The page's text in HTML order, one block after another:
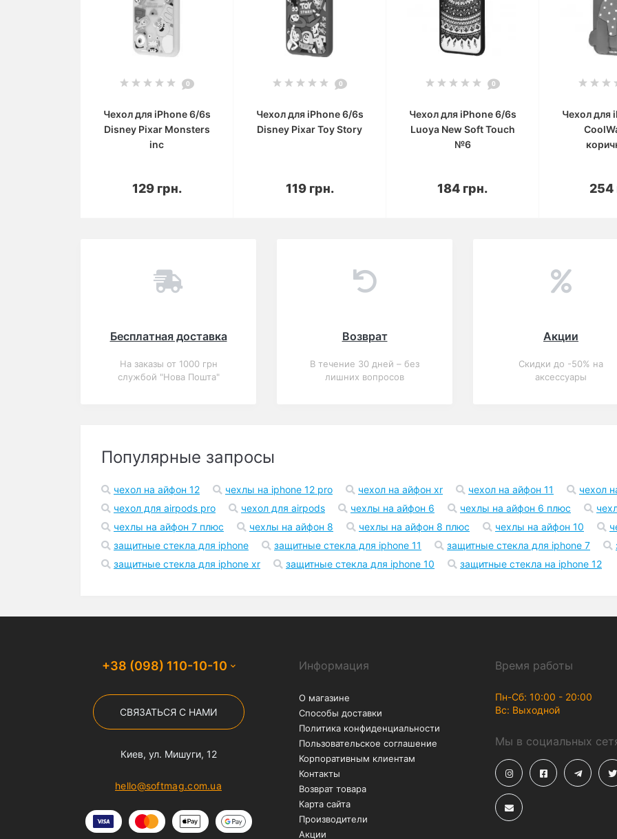
0
Чехол для iPhone 6/6s
Disney Pixar Monsters
inc
129 грн.
В корзину
0
Чехол для iPhone 6/6s
Disney Pixar Toy Story
119 грн.
В корзину
0
Чехол для iPhone 6/6s
Luoya New Soft Touch
№6
184 грн.
В корзину
Чехол для
254
Чехол для iPhone 6/6s
На заказы от 1000 грн
В течение 30 дней – без
Скидки до -50% на
Популярные запросы
чехлы на iphone 12 pro чехол на айфон xr чехол на айфон 11
чехол
чехол для airpods pro
чехол для airpods чехлы на айфон 6 чехлы на айфон 6 плюс
чехлы на айфон 8 чехлы на айфон 10
защитные стекла для iphone 11 защитные стекла для iphone 7
защитные стекла для iphone xr
защитные стекла для iphone 10 защитные стекла на iphone 12